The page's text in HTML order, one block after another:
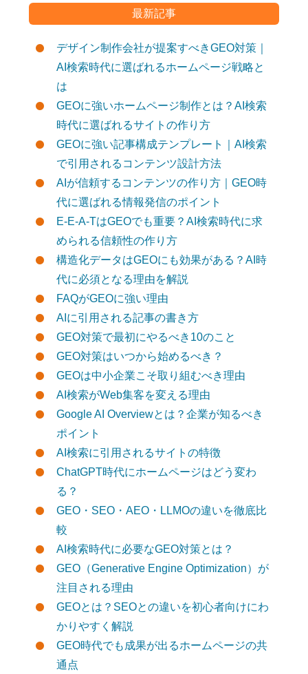
最新記事
デザイン制作会社が提案すべきGEO対策｜
AI検索時代に選ばれるホームページ戦略と
は
GEOに強いホームページ制作とは？AI検索
時代に選ばれるサイトの作り方
GEOに強い記事構成テンプレート｜AI検索
で引用されるコンテンツ設計方法
AIが信頼するコンテンツの作り方｜GEO時
代に選ばれる情報発信のポイント
E-E-A-TはGEOでも重要？AI検索時代に求
められる信頼性の作り方
構造化データはGEOにも効果がある？AI時
代に必須となる理由を解説
FAQがGEOに強い理由
AIに引用される記事の書き方
GEO対策で最初にやるべき10のこと
GEO対策はいつから始めるべき？
GEOは中小企業こそ取り組むべき理由
AI検索がWeb集客を変える理由
Google AI Overviewとは？企業が知るべき
ポイント
AI検索に引用されるサイトの特徴
ChatGPT時代にホームページはどう変わ
る？
GEO・SEO・AEO・LLMOの違いを徹底比
較
AI検索時代に必要なGEO対策とは？
GEO（Generative Engine Optimization）が
注目される理由
GEOとは？SEOとの違いを初心者向けにわ
かりやすく解説
GEO時代でも成果が出るホームページの共
通点